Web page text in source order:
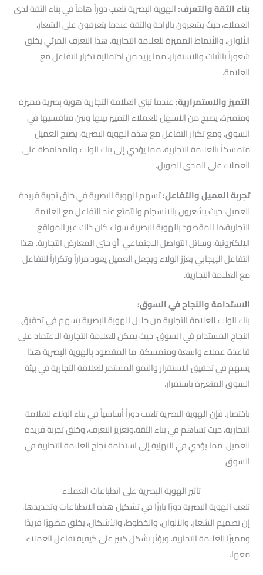
بناء الثقة والتعرف:الهوية البصرية تلعب دوراً هاماً في بناء الثقة لدى
العملاء، حيث يشعرون بالراحة والثقة عندما يتعرفون على الشعار،
الألوان، والأنماط المميزة للعلامة التجارية. هذا التعرف المرئي يخلق
شعوراً بالثبات والاستقرار، مما يزيد من احتمالية تكرار التفاعل مع
العلامة.
التميز والاستمرارية:عندما تبني العلامة التجارية هوية بصرية مميزة
ومتميزة، يصبح من الأسهل للعملاء التمييز بينها وبين منافسيها في
السوق. ومع تكرار التفاعل مع هذه الهوية البصرية، يصبح العميل
متمسكاً بالعلامة التجارية، مما يؤدي إلى بناء الولاء والمحافظة على
العملاء على المدى الطويل.
تجربة العميل والتفاعل:تسهم الهوية البصرية في خلق تجربة فريدة
للعميل، حيث يشعرون بالانسجام والتمتع عند التفاعل مع العلامة
التجارية،ما المقصود بالهوية البصرية سواء كان ذلك عبر المواقع
الإلكترونية، وسائل التواصل الاجتماعي. أو حتى المعارض التجارية. هذا
التفاعل الإيجابي يعزز الولاء ويجعل العميل يعود مراراً وتكراراً للتفاعل
مع العلامة التجارية.
الاستدامة والنجاح في السوق:
بناء الولاء للعلامة التجارية من خلال الهوية البصرية يسهم في تحقيق
النجاح المستدام في السوق، حيث يمكن للعلامة التجارية الاعتماد على
قاعدة عملاء واسعة ومتمسكة. ما المقصود بالهوية البصرية هذا
يسهم في تحقيق الاستقرار والنمو المستمر للعلامة التجارية في بيئة
السوق المتغيرة باستمرار.
باختصار. فإن الهوية البصرية تلعب دوراً أساسياً في بناء الولاء للعلامة
التجارية، حيث تساهم في بناء الثقة.وتعزيز التعرف، وخلق تجربة فريدة
للعميل. مما يؤدي في النهاية إلى استدامة نجاح العلامة التجارية في
السوق
تأثير الهوية البصرية على انطباعات العملاء
تلعب الهوية البصرية دورًا بارزًا في تشكيل هذه الانطباعات وتحديدها.
إن تصميم الشعار. والألوان، والخطوط، والأشكال، يخلق مظهرًا فريدًا
ومميزًا للعلامة التجارية. ويؤثر بشكل كبير على كيفية تفاعل العملاء
معها.